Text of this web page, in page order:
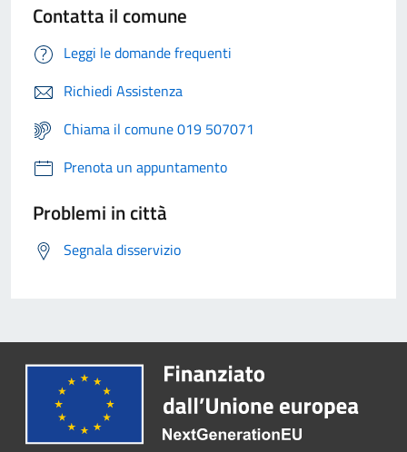
Contatta il comune
Leggi le domande frequenti
Richiedi Assistenza
Chiama il comune 019 507071
Prenota un appuntamento
Problemi in città
Segnala disservizio